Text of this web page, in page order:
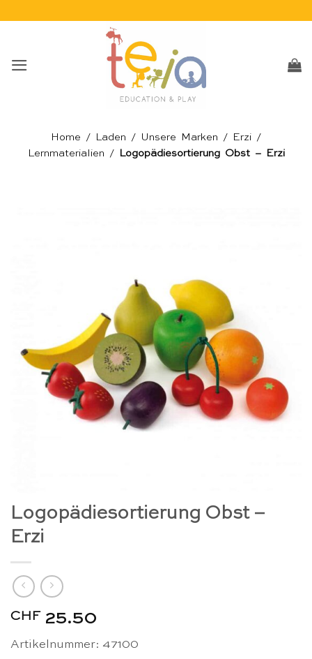
Home / Laden / Unsere Marken / Erzi /
Lernmaterialien / Logopädiesortierung Obst – Erzi
Logopädiesortierung Obst –
Erzi
CHF 25.50
Artikelnummer: 47100